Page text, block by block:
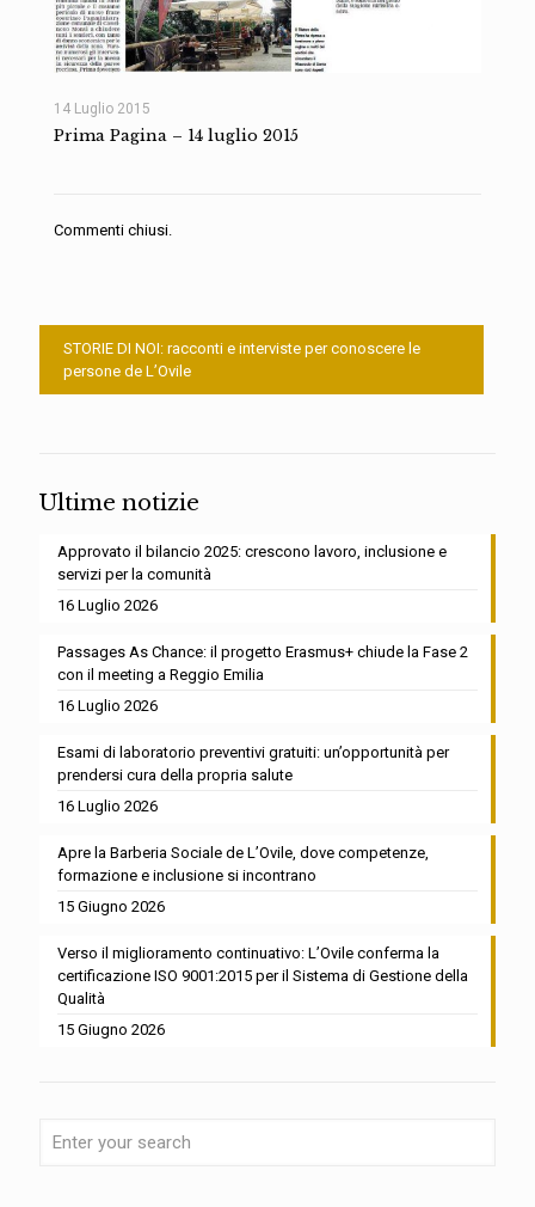
14 Luglio 2015
Prima Pagina – 14 luglio 2015
Commenti chiusi.
STORIE DI NOI: racconti e interviste per conoscere le
persone de L’Ovile
Ultime notizie
Approvato il bilancio 2025: crescono lavoro, inclusione e
servizi per la comunità
16 Luglio 2026
Passages As Chance: il progetto Erasmus+ chiude la Fase 2
con il meeting a Reggio Emilia
16 Luglio 2026
Esami di laboratorio preventivi gratuiti: un’opportunità per
prendersi cura della propria salute
16 Luglio 2026
Apre la Barberia Sociale de L’Ovile, dove competenze,
formazione e inclusione si incontrano
15 Giugno 2026
Verso il miglioramento continuativo: L’Ovile conferma la
certificazione ISO 9001:2015 per il Sistema di Gestione della
Qualità
15 Giugno 2026